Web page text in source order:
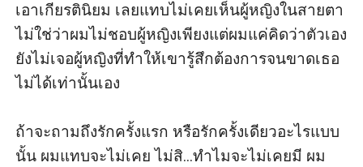
เอาเกียรตินิยม เลยแทบไม่เคยเห็นผู้หญิงในสายตา
ไม่ใช่ว่าผมไม่ชอบผู้หญิงเพียงแต่ผมแค่คิดว่าตัวเอง
ยังไม่เจอผู้หญิงที่ทำให้เขารู้สึกต้องการจนขาดเธอ
ไม่ได้เท่านั้นเอง
ถ้าจะถามถึงรักครั้งแรก หรือรักครั้งเดียวอะไรแบบ
นั้น ผมแทบจะไม่เคย ไม่สิ...ทำไมจะไม่เคยมี ผม